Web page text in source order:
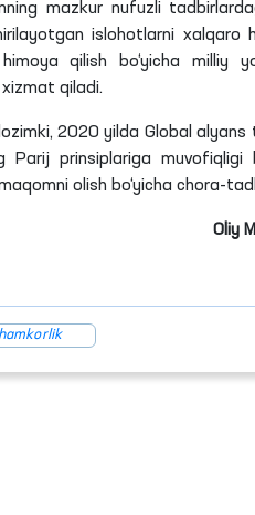
mazkur nufuzli
islohotlarni
himoya qilish bo‘yicha milliy
xizmat qiladi.
lozimki, 2020 yilda Global alyans
Parij prinsiplariga muvofiqligi
maqomni olish bo‘yicha chora-
Oliy